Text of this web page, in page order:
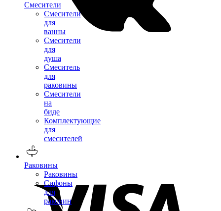
Смесители
Смесители
для
ванны
Смесители
для
душа
Смеситель
для
раковины
Смесители
на
биде
Комплектующие
для
смесителей
Раковины
Раковины
Сифоны
для
раковин